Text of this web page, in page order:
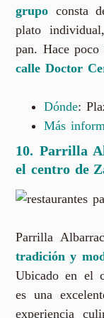
grupo consta
plato
pan. Hace
calle Doctor
Dónde:
Más
10. Parrilla
el centro de
Parrilla
tradición y
Ubicado en el
es una
experiencia